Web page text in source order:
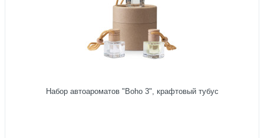
Набор автоароматов "Boho 3", крафтовый тубус